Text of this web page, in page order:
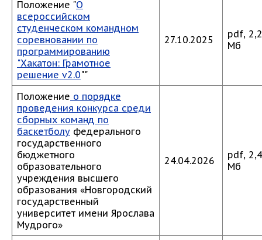
Положение "О
всероссийском
студенческом командном
соревновании по
программированию
"Хакатон: Грамотное
решение v2.0""
27.10.2025
pdf, 2,2
Мб
Положение о порядке
проведения конкурса среди
сборных команд по
баскетболу федерального
государственного
бюджетного
образовательного
учреждения высшего
образования «Новгородский
государственный
университет имени Ярослава
Мудрого»
24.04.2026
pdf, 2,4
Мб